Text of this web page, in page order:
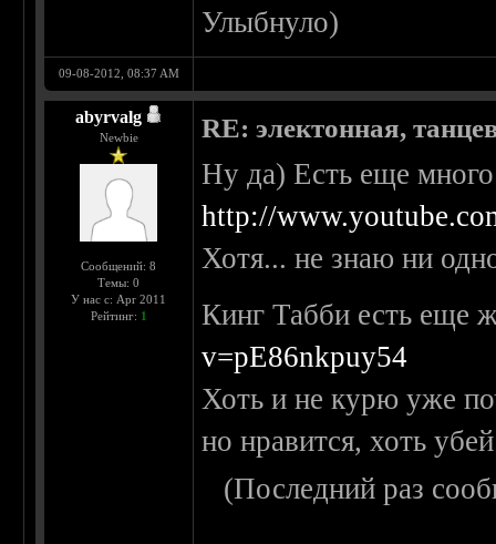
Улыбнуло)
09-08-2012, 08:37 AM
abyrvalg
Newbie
Сообщений: 8
Темы: 0
У нас с: Apr 2011
Рейтинг: 1
RE: электонная,
Ну да) Есть еще
http://
Хотя... не знаю ни
Кинг Табби есть еще
v=pE86nkpuy54
Хоть и не курю уже
но нравится, хоть убей
(Последний раз